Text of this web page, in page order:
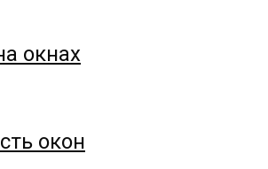
окнах
окон